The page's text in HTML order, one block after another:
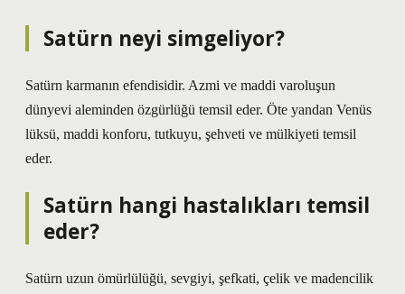
Satürn neyi simgeliyor?
Satürn karmanın efendisidir. Azmi ve maddi varoluşun
dünyevi aleminden özgürlüğü temsil eder. Öte yandan Venüs
lüksü, maddi konforu, tutkuyu, şehveti ve mülkiyeti temsil
eder.
Satürn hangi hastalıkları temsil
eder?
Satürn uzun ömürlülüğü, sevgiyi, şefkati, çelik ve madencilik